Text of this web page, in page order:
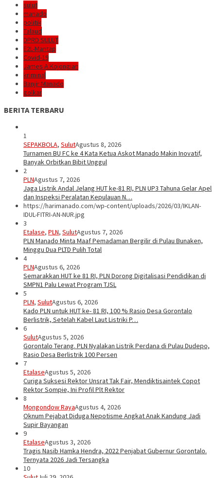
sulut
manado
politik
Talaud
DPRD SULUT
E2L-Mantap
Covid-19
James A Kojongian
kriminal
Banjir Manado
golkar
BERITA TERBARU
1
SEPAKBOLA, SulutAgustus 8, 2026
Turnamen BU FC ke 4 Kata Ketua Askot Manado Makin Inovatif,
Banyak Orbitkan Bibit Unggul
2
PLNAgustus 7, 2026
Jaga Listrik Andal Jelang HUT ke-81 RI, PLN UP3 Tahuna Gelar Apel
dan Inspeksi Peralatan Kepulauan N…
https://harimanado.com/wp-content/uploads/2026/03/IKLAN-
IDUL-FITRI-AN-NUR.jpg
3
Etalase, PLN, SulutAgustus 7, 2026
PLN Manado Minta Maaf Pemadaman Bergilir di Pulau Bunaken,
Minggu Dua PLTD Pulih Total
4
PLNAgustus 6, 2026
Semarakkan HUT ke 81 RI, PLN Dorong Digitalisasi Pendidikan di
SMPN1 Palu Lewat Program TJSL
5
PLN, SulutAgustus 6, 2026
Kado PLN untuk HUT ke- 81 RI, 100 % Rasio Desa Gorontalo
Berlistrik, Setelah Kabel Laut Listriki P…
6
SulutAgustus 5, 2026
Gorontalo Terang. PLN Nyalakan Listrik Perdana di Pulau Dudepo,
Rasio Desa Berlistrik 100 Persen
7
EtalaseAgustus 5, 2026
Curiga Suksesi Rektor Unsrat Tak Fair, Mendiktisaintek Copot
Rektor Sompie, Ini Profil Plt Rektor
8
Mongondow RayaAgustus 4, 2026
Oknum Pejabat Diduga Nepotisme Angkat Anak Kandung Jadi
Supir Bayangan
9
EtalaseAgustus 3, 2026
Tragis Nasib Hamka Hendra, 2022 Penjabat Gubernur Gorontalo.
Ternyata 2026 Jadi Tersangka
10